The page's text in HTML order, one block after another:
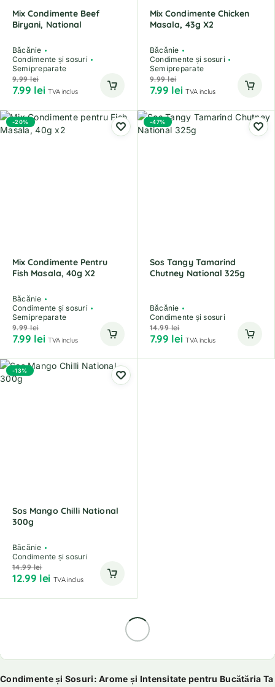
Mix Condimente Beef
Biryani, National
Băcănie
Condimente și sosuri
Semipreparate
9.99lei
7.99 lei TVA inclus
Mix Condimente Chicken
Masala, 43g X2
Băcănie
Condimente și sosuri
Semipreparate
9.99lei
7.99 lei TVA inclus
-20%
Mix Condimente Pentru
Fish Masala, 40g X2
Băcănie
Condimente și sosuri
Semipreparate
9.99lei
7.99 lei TVA inclus
-47%
Sos Tangy Tamarind
Chutney National 325g
Băcănie
Condimente și sosuri
14.99lei
7.99 lei TVA inclus
-13%
Sos Mango Chilli National
300g
Băcănie
Condimente și sosuri
14.99lei
12.99 lei TVA inclus
Condimente și Sosuri: Arome și Intensitate pentru Bucătăria Ta